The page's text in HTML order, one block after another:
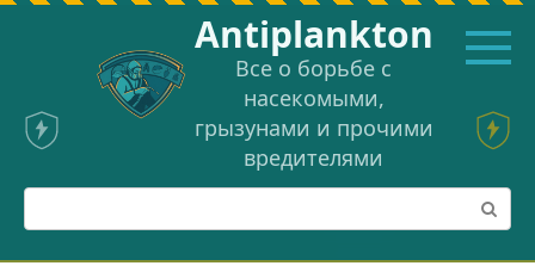
Перейти
Аntiplankton
Все о борьбе с
насекомыми,
грызунами и прочими
вредителями
Поиск: